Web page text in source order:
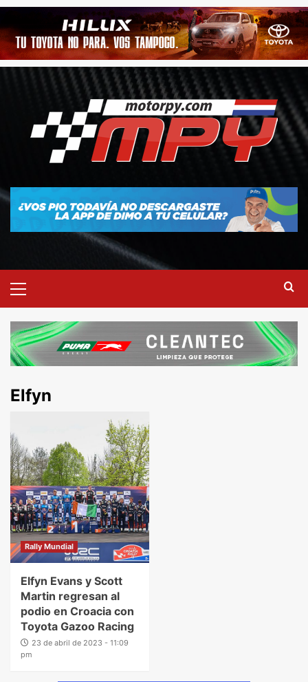
Elfyn
Rally Mundial
Elfyn Evans y Scott
Martin regresan al
podio en Croacia con
Toyota Gazoo Racing
23 de abril de 2023 - 11:09
pm